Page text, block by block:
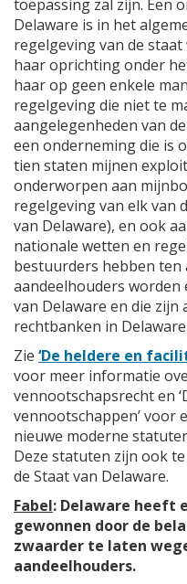
toepassing zal zijn. Een
Delaware is in het
regelgeving van de
haar oprichting onder
haar op geen enkele
regelgeving die niet te
aangelegenheden van
een onderneming die is
tien staten mijnen
onderworpen aan
regelgeving van elk van
van Delaware), en ook
nationale wetten en
bestuurders hebben ten
aandeelhouders
van Delaware en die
rechtbanken in Delaware.
Zie ‘De heldere en
voor meer informatie
vennootschapsrecht en
vennootschappen’ voor
nieuwe moderne
Deze statuten zijn ook
de Staat van Delaware.
Fabel: Delaware heeft
gewonnen door de
zwaarder te laten
aandeelhouders.